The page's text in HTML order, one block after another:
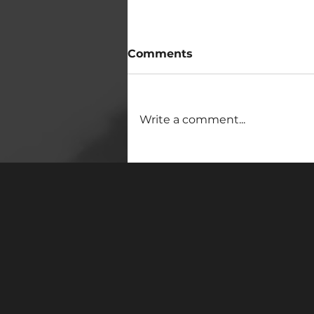
로힝야 난민캠프 CPW
Comments
Write a comment...